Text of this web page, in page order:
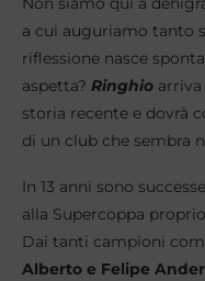
a cui auguriamo tanto
riflessione nasce
aspetta? Ringhio
storia recente e dovrà
di un club che sembra
In 13 anni sono
alla Supercoppa
Dai tanti campioni
Alberto e Felipe